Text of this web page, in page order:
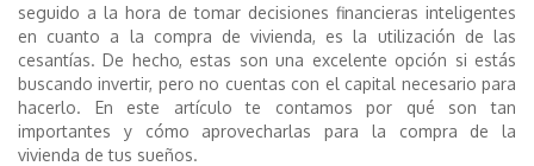
seguido a la hora de tomar decisiones financieras inteligentes
en cuanto a la compra de vivienda, es la utilización de las
cesantías. De hecho, estas son una excelente opción si estás
buscando invertir, pero no cuentas con el capital necesario para
hacerlo. En este artículo te contamos por qué son tan
importantes y cómo aprovecharlas para la compra de la
vivienda de tus sueños.